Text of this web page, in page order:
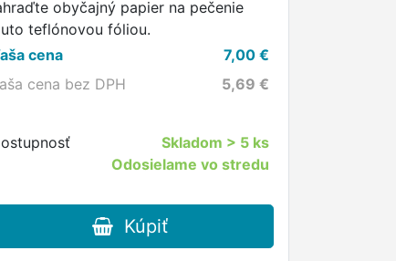
obyčajný papier na pečenie
teflónovou fóliou.
cena
7,00€
cena bez DPH
5,69 €
Skladom > 5 ks
Odosielame vo stredu
Kúpiť